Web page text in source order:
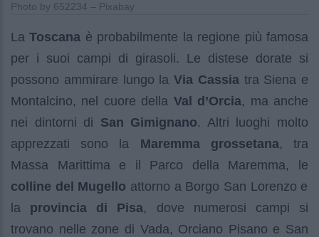
Photo by 652234 – Pixabay
LaToscana è probabilmente la regione più famosa
per i suoi campi di girasoli. Le distese dorate si
possono ammirare lungo la Via Cassiatra Siena e
Montalcino, nel cuore della Val d’Orcia, ma anche
nei dintorni di San Gimignano. Altri luoghi molto
apprezzati sono la Maremma grossetana, tra
Massa Marittima e il Parco della Maremma, le
colline del Mugello attorno a Borgo San Lorenzo e
la provincia di Pisa, dove numerosi campi si
trovano nelle zone di Vada, Orciano Pisano e San